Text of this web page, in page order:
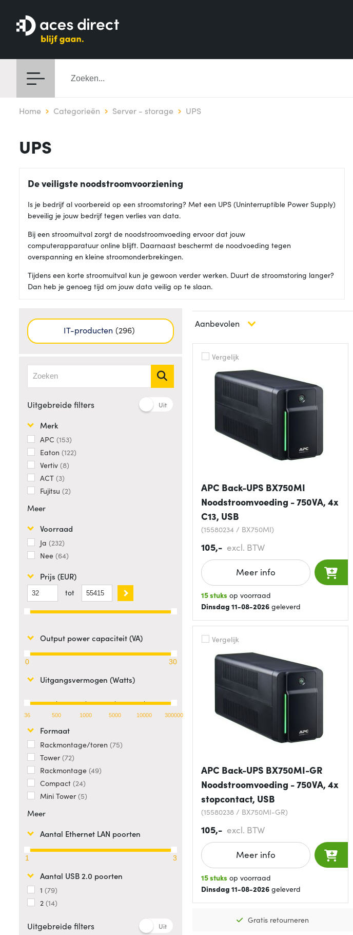
Home Categorieën Server - storage UPS
UPS
De veiligste noodstroomvoorziening
Is je bedrijf al voorbereid op een stroomstoring? Met een UPS (Uninterruptible Power Supply)
beveilig je jouw bedrijf tegen verlies van data.
Bij een stroomuitval zorgt de noodstroomvoeding ervoor dat jouw
computerapparatuur online blijft. Daarnaast beschermt de noodvoeding tegen
overspanning en kleine stroomonderbrekingen.
Tijdens een korte stroomuitval kun je gewoon verder werken. Duurt de stroomstoring langer?
Dan heb je genoeg tijd om jouw data veilig op te slaan.
IT-producten 296
Uit
Uitgebreide filters
Merk
APC 153
Eaton 122
Vertiv 8
ACT 3
Fujitsu 2
Meer
Voorraad
Ja 232
Nee 64
Prijs (EUR)
tot
Output power capaciteit (VA)
0 30
Uitgangsvermogen (Watts)
36 500 1000 5000 10000 300000
Formaat
Rackmontage/toren 75
Tower 72
Rackmontage 49
Compact 24
Mini Tower 5
Meer
Aantal Ethernet LAN poorten
1 3
Aantal USB 2.0 poorten
1 79
2 14
Uit
Uitgebreide filters
Vergelijk
APC Back-UPS BX750MI
Noodstroomvoeding - 750VA, 4x
C13, USB
(15580234 / BX750MI)
105,- excl. BTW
Meer info
15 stuks op voorraad
Dinsdag 11-08-2026geleverd
Vergelijk
APC Back-UPS BX750MI-GR
Noodstroomvoeding - 750VA, 4x
stopcontact, USB
(15580238 / BX750MI-GR)
105,- excl. BTW
Meer info
15 stuks op voorraad
Dinsdag 11-08-2026geleverd
Gratis retourneren